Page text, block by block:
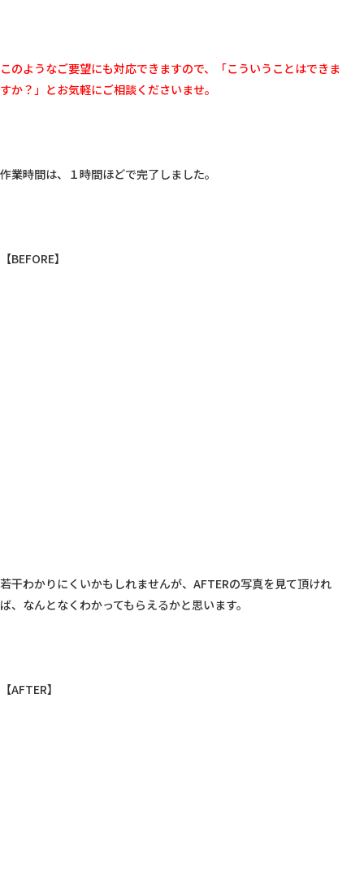
このようなご要望にも対応できますので、「こういうことはできま
すか？」とお気軽にご相談くださいませ。
作業時間は、１時間ほどで完了しました。
【BEFORE】
若干わかりにくいかもしれませんが、AFTERの写真を見て頂けれ
ば、なんとなくわかってもらえるかと思います。
【AFTER】